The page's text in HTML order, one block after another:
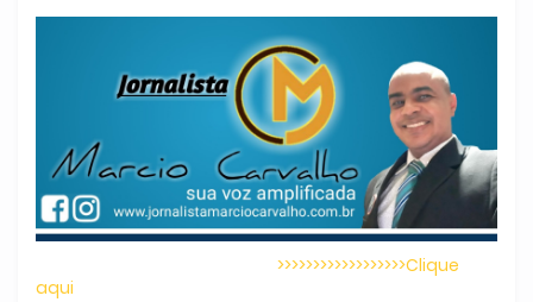
>>>>>>>>>>>>>>>>>>Clique
aqui